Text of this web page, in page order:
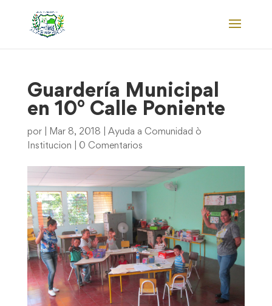
Guardería Municipal
en 10° Calle Poniente
por Mar 8, 2018
Ayuda a Comunidad ò
Institucion
0 Comentarios